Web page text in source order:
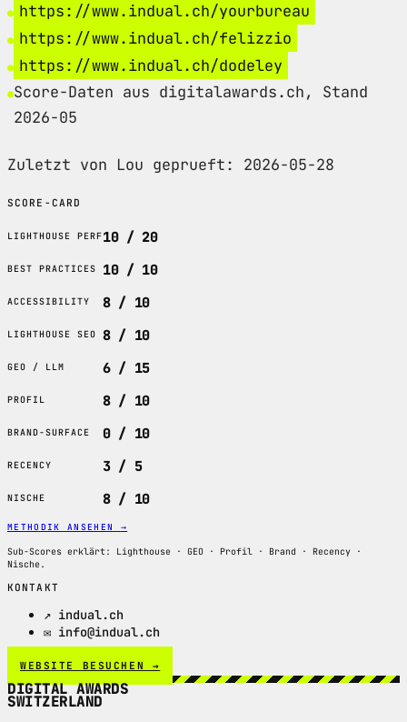
https://www.indual.ch/yourbureau
https://www.indual.ch/felizzio
https://www.indual.ch/dodeley
Score-Daten aus digitalawards.ch, Stand
2026-05
Zuletzt von Lou geprueft: 2026-05-28
SCORE-CARD
LIGHTHOUSE PERF10 / 20
BEST PRACTICES 10 / 10
ACCESSIBILITY 8 / 10
LIGHTHOUSE SEO 8 / 10
GEO / LLM 6 / 15
PROFIL 8 / 10
BRAND-SURFACE 0 / 10
RECENCY 3 / 5
NISCHE 8 / 10
METHODIK ANSEHEN →
Sub-Scores erklärt: Lighthouse · GEO · Profil · Brand · Recency ·
Nische.
KONTAKT
↗ indual.ch
✉ info@indual.ch
WEBSITE BESUCHEN →
DIGITAL AWARDS
SWITZERLAND